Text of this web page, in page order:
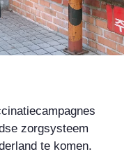
zorgsysteem
te komen.